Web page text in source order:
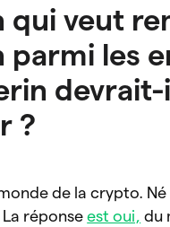
qui veut
les
devrait-
?
de la crypto.
La réponseest oui, du